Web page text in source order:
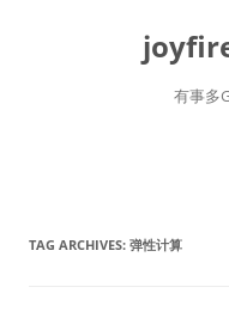
有事多
TAG ARCHIVES: 弹性计算